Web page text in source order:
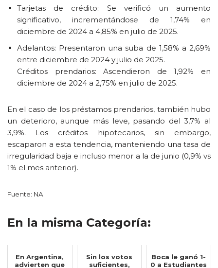
Tarjetas de crédito: Se verificó un aumento
significativo, incrementándose de 1,74% en
diciembre de 2024 a 4,85% en julio de 2025.
Adelantos: Presentaron una suba de 1,58% a 2,69%
entre diciembre de 2024 y julio de 2025.
Créditos prendarios: Ascendieron de 1,92% en
diciembre de 2024 a 2,75% en julio de 2025.
En el caso de los préstamos prendarios, también hubo
un deterioro, aunque más leve, pasando del 3,7% al
3,9%. Los créditos hipotecarios, sin embargo,
escaparon a esta tendencia, manteniendo una tasa de
irregularidad baja e incluso menor a la de junio (0,9% vs
1% el mes anterior).
Fuente: NA
En la misma Categoría:
En Argentina,
advierten que
Sin los votos
suficientes,
Boca le ganó 1-
0 a Estudiantes